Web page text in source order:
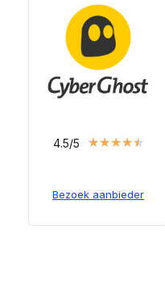
4.5/5 ★★★★★
Bezoek aanbieder